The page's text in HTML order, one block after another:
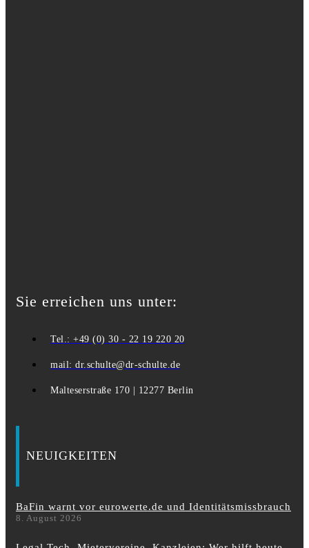
Sie erreichen uns unter:
Tel.: +49 (0) 30 - 22 19 220 20
mail: dr.schulte@dr-schulte.de
Malteserstraße 170 | 12277 Berlin
NEUIGKEITEN
BaFin warnt vor eurowerte.de und Identitätsmissbrauch
8. August 2026